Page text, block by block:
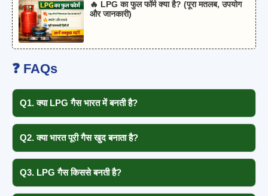
🔥 LPG का फुल फॉर्म क्या है? (पूरा मतलब, उपयोग
और जानकारी)
❓ FAQs
Q1. क्या LPG गैस भारत में बनती है?
Q2. क्या भारत पूरी गैस खुद बनाता है?
Q3. LPG गैस किससे बनती है?